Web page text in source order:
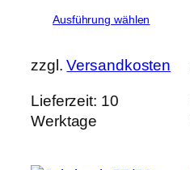
Ausführung wählen
zzgl.Versandkosten
Lieferzeit: 10
Werktage